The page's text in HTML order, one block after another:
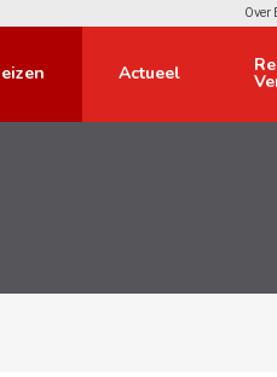
Over
Actueel